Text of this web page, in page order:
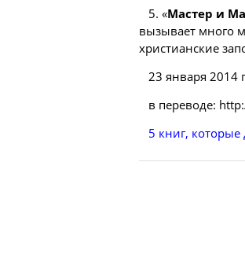
5. «Мастер и
вызывает много
христианские
23 января 2014
в переводе:
5 книг,